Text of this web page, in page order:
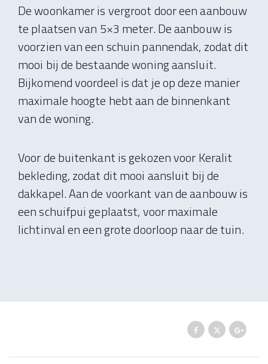
De woonkamer is vergroot door een aanbouw
te plaatsen van 5×3 meter. De aanbouw is
voorzien van een schuin pannendak, zodat dit
mooi bij de bestaande woning aansluit.
Bijkomend voordeel is dat je op deze manier
maximale hoogte hebt aan de binnenkant
van de woning.
Voor de buitenkant is gekozen voor Keralit
bekleding, zodat dit mooi aansluit bij de
dakkapel. Aan de voorkant van de aanbouw is
een schuifpui geplaatst, voor maximale
lichtinval en een grote doorloop naar de tuin.